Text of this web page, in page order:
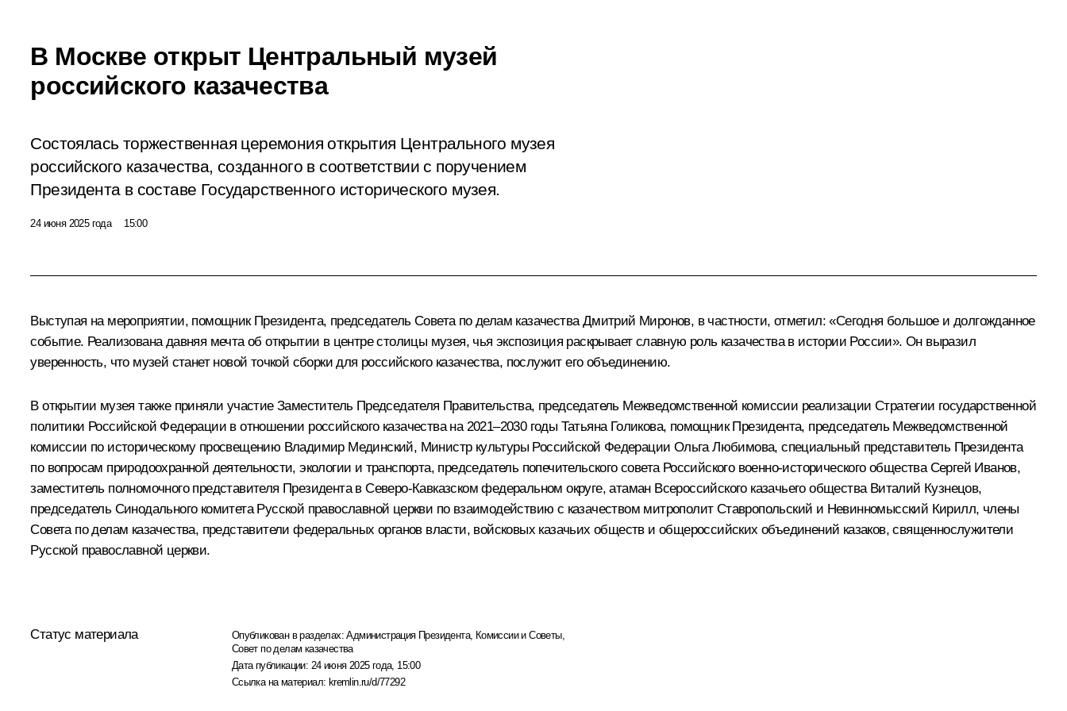
В Москве открыт Центральный музей
российского казачества
Состоялась торжественная церемония открытия Центрального музея
российского казачества, созданного в соответствии с поручением
Президента в составе Государственного исторического музея.
24 июня 2025 года 15:00
Выступая на мероприятии, помощник Президента, председатель Совета по делам казачества Дмитрий Миронов, в частности, отметил: «Сегодня большое и долгожданное
событие. Реализована давняя мечта об открытии в центре столицы музея, чья экспозиция раскрывает славную роль казачества в истории России». Он выразил
уверенность, что музей станет новой точкой сборки для российского казачества, послужит его объединению.
В открытии музея также приняли участие Заместитель Председателя Правительства, председатель Межведомственной комиссии реализации Стратегии государственной
политики Российской Федерации в отношении российского казачества на 2021–2030 годы Татьяна Голикова, помощник Президента, председатель Межведомственной
комиссии по историческому просвещению Владимир Мединский, Министр культуры Российской Федерации Ольга Любимова, специальный представитель Президента
по вопросам природоохранной деятельности, экологии и транспорта, председатель попечительского совета Российского военно-исторического общества Сергей Иванов,
заместитель полномочного представителя Президента в Северо-Кавказском федеральном округе, атаман Всероссийского казачьего общества Виталий Кузнецов,
председатель Синодального комитета Русской православной церкви по взаимодействию с казачеством митрополит Ставропольский и Невинномысский Кирилл, члены
Совета по делам казачества, представители федеральных органов власти, войсковых казачьих обществ и общероссийских объединений казаков, священнослужители
Русской православной церкви.
Статус материала Опубликован в разделах:Администрация Президента, Комиссии и Советы,
Совет по делам казачества
Дата публикации: 24 июня 2025 года, 15:00
Ссылка на материал: kremlin.ru/d/77292